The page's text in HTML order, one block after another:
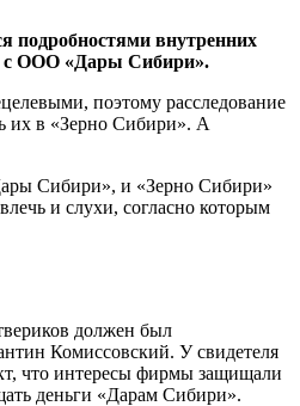
подробностями внутренних
ООО «Дары Сибири».
поэтому расследование
их в «Зерно Сибири». А
Сибири», и «Зерно Сибири»
и слухи, согласно которым
должен был
Комиссовский. У свидетеля
что интересы фирмы защищали
деньги «Дарам Сибири».